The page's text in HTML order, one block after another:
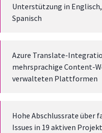
Unterstützung in
Spanisch
Azure Translate-
mehrsprachige Content-
verwalteten Plattformen
Hohe Abschlussrate über
Issues in 19 aktiven